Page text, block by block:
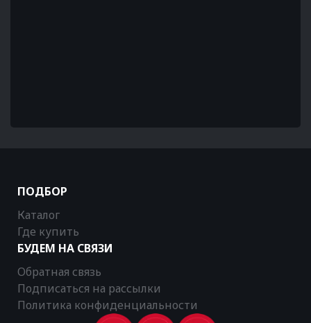
ПОДБОР
Каталог
Где купить
БУДЕМ НА СВЯЗИ
Обратная связь
Подписаться на рассылки
Политика конфиденциальности